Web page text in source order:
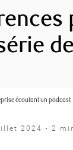
2024 • 2